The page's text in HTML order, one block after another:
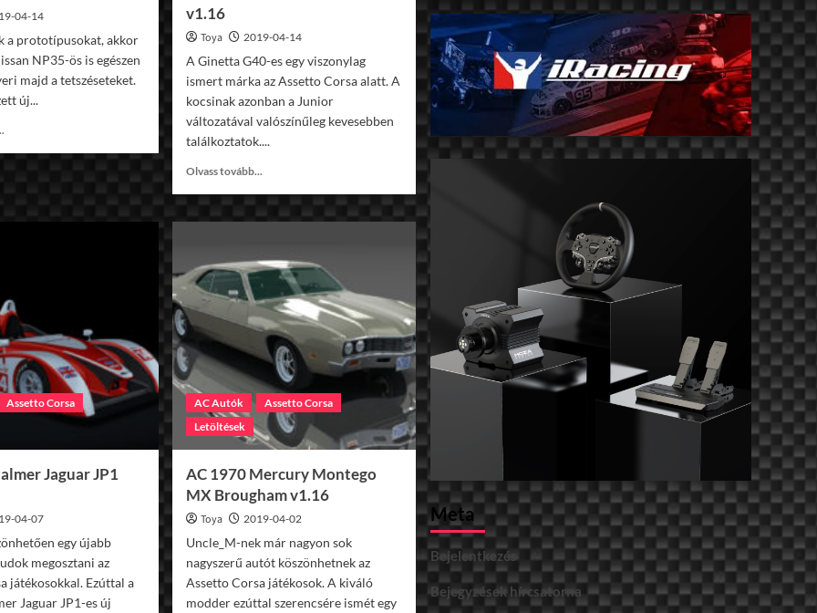
04-14
a prototípusokat, akkor
NP35-ös is egészen
majd a tetszéseteket.
új...
v1.16
Toya 2019-04-14
A Ginetta G40-es egy viszonylag
ismert márka az Assetto Corsa alatt. A
kocsinak azonban a Junior
változatával valószínűleg kevesebben
találkoztatok....
Olvass tovább...
about
AC
G40
Junior
v1.16
Assetto Corsa
Jaguar JP1
04-07
egy újabb
megosztani az
játékosokkal. Ezúttal a
Jaguar JP1-es új
AC Autók
Assetto Corsa
Letöltések
AC 1970 Mercury Montego
MX Brougham v1.16
Toya 2019-04-02
Uncle_M-nek már nagyon sok
nagyszerű autót köszönhetnek az
Assetto Corsa játékosok. A kiváló
modder ezúttal szerencsére ismét egy
Meta
Bejelentkezés
Bejegyzések hírcsatorna